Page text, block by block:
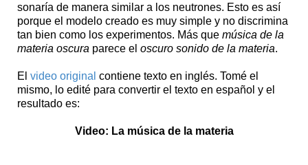
sonaría de manera similar a los neutrones. Esto es así
porque el modelo creado es muy simple y no discrimina
tan bien como los experimentos. Más que música de la
materia oscura parece el oscuro sonido de la materia.
El video original contiene texto en inglés. Tomé el
mismo, lo edité para convertir el texto en español y el
resultado es:
Video: La música de la materia